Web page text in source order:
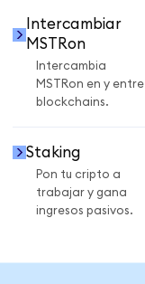
Intercambiar
MSTRon
Intercambia
MSTRon en y entre
blockchains.
Staking
Pon tu cripto a
trabajar y gana
ingresos pasivos.